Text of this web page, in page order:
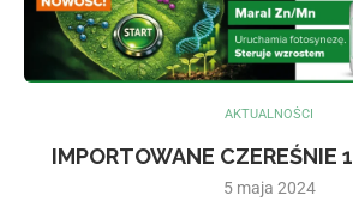
AKTUALNOŚCI
IMPORTOWANE CZEREŚNIE
5 maja 2024